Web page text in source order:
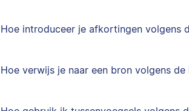
Hoe introduceer je afkortingen volgens
Hoe verwijs je naar een bron volgens